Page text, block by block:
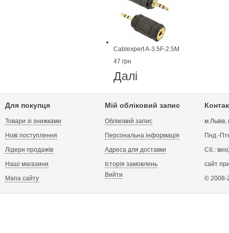
Cablexpert A-3.5F-2.5M
47 грн
Далі
Для покупця
Товари зі знижками
Нові поступлення
Лідери продажів
Наші магазини
Мапа сайту
Мій обліковий запис
Обліковий запис
Персональна інформація
Адреса для доставки
Історія замовлень
Вийти
Пнд.-
Сб.:
сайт
© 2008-